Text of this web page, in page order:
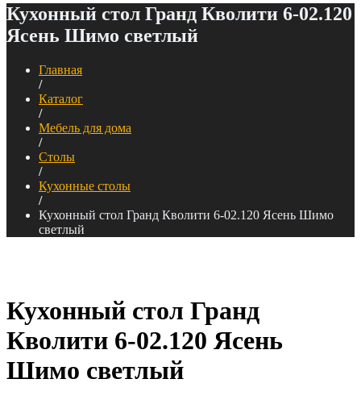
Кухонный стол Гранд Кволити 6-02.120
Ясень Шимо светлый
Главная
/
Каталог
/
Мебель для дома
/
Столы
/
Кухонные столы
/
Кухонный стол Гранд Кволити 6-02.120 Ясень Шимо
светлый
Кухонный стол Гранд
Кволити 6-02.120 Ясень
Шимо светлый